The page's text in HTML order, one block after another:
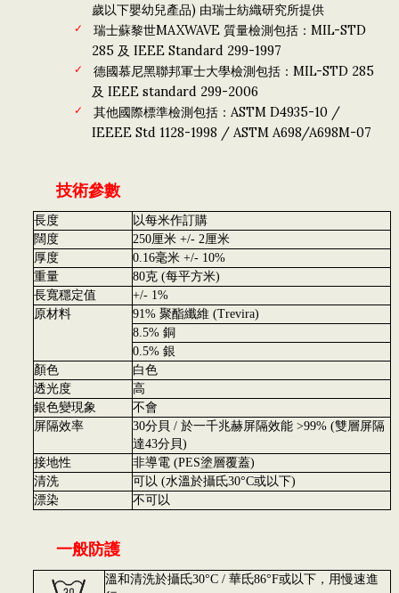
歲以下嬰幼兒產品) 由瑞士紡織研究所提供
瑞士蘇黎世MAXWAVE 質量檢測包括：MIL-STD
285 及 IEEE Standard 299-1997
德國慕尼黑聯邦軍士大學檢測包括：MIL-STD 285
及 IEEE standard 299-2006
其他國際標準檢測包括：ASTM D4935-10 /
IEEEE Std 1128-1998 / ASTM A698/A698M-07
技術參數
長度
以每米作訂購
闊度
250厘米 +/- 2厘米
厚度
0.16毫米 +/- 10%
重量
80克 (每平方米)
長寬穩定值
+/- 1%
原材料
91% 聚酯纖維 (Trevira)
8.5% 銅
0.5% 銀
顏色
白色
透光度
高
銀色變現象
不會
屏隔效率
30分貝 / 於一千兆赫屏隔效能 >99% (雙層屏隔
達43分貝)
接地性
非導電 (PES塗層覆蓋)
清洗
可以 (水溫於攝氐30°C或以下)
漂染
不可以
一般防護
溫和清洗於攝氐30°C / 華氐86°F或以下，用慢速進